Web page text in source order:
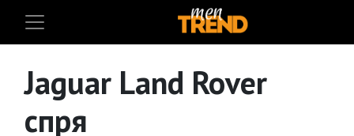
Jaguar Land Rover
спря